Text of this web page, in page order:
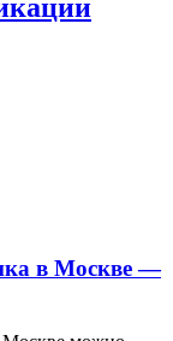
в Москве —